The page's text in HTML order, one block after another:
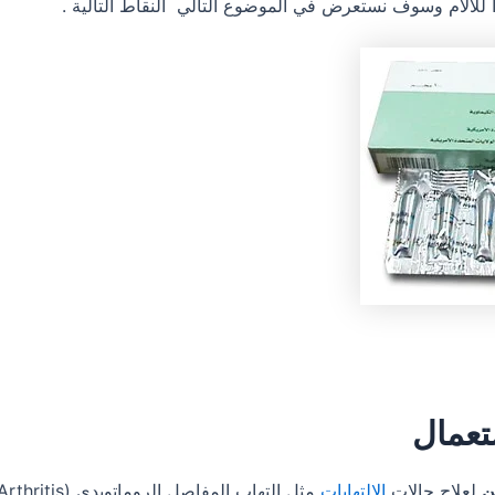
وسوف نستعرض في الموضوع التالي النقاط التالية .
لعلاج حالات الالتهابات